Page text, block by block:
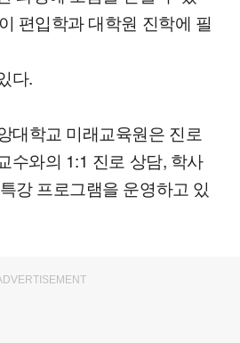
편입학과 대학원 진학에 필
다.
대학교 미래교육원은 진로
수와의 1:1 진로 상담, 학사
강 프로그램을 운영하고 있